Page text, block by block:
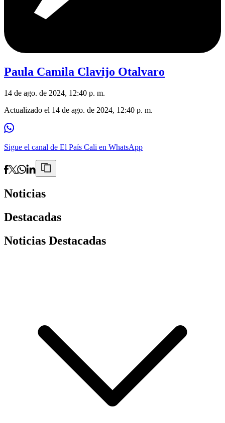
Paula Camila Clavijo Otalvaro
14 de ago. de 2024, 12:40 p. m.
Actualizado el 14 de ago. de 2024, 12:40 p. m.
Sigue el canal de El País Cali en WhatsApp
Noticias
Destacadas
Noticias Destacadas